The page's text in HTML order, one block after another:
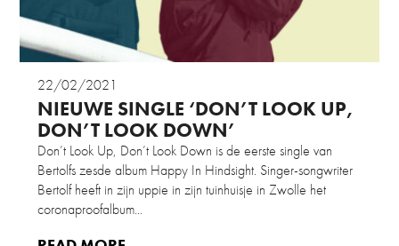
22/02/2021
NIEUWE SINGLE ‘DON’T LOOK UP,
DON’T LOOK DOWN’
Don’t Look Up, Don’t Look Down is de eerste single van
Bertolfs zesde album Happy In Hindsight. Singer-songwriter
Bertolf heeft in zijn uppie in zijn tuinhuisje in Zwolle het
coronaproofalbum...